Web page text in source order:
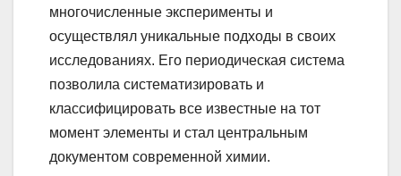
многочисленные эксперименты и
осуществлял уникальные подходы в своих
исследованиях. Его периодическая система
позволила систематизировать и
классифицировать все известные на тот
момент элементы и стал центральным
документом современной химии.